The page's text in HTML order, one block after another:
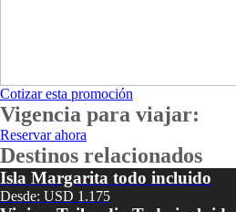
Cotizar esta promoción
Vigencia para viajar:
Reservar ahora
Destinos relacionados
Isla Margarita todo incluido
Desde: USD 1.175